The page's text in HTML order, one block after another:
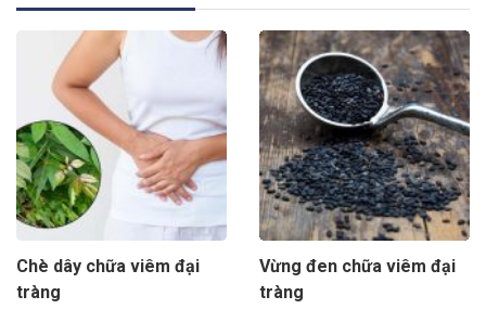
Chè dây chữa viêm đại
tràng
Vừng đen chữa viêm đại
tràng